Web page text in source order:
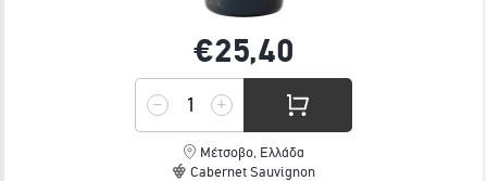
€25,40
Μέτσοβο, Ελλάδα
Cabernet Sauvignon